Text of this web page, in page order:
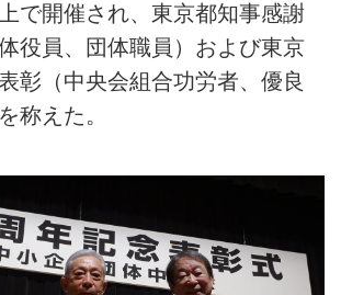
で開催され、東京都知事感謝
役員、団体職員）および東京
彰（中央会組合功労者、優良
称えた。